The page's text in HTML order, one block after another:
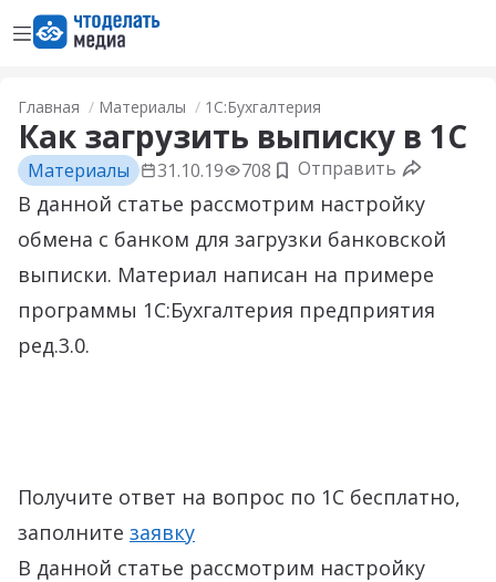
Открыть менюПерейти на главную страницу
Главная Материалы 1С:Бухгалтерия
Как загрузить выписку в 1С
Материалы 31.10.19 708 Добавить в закладки
Отправить
В данной статье рассмотрим настройку
обмена с банком для загрузки банковской
выписки. Материал написан на примере
программы 1С:Бухгалтерия предприятия
ред.3.0.
Получите ответ на вопрос по 1С бесплатно,
заполните заявку
В данной статье рассмотрим настройку